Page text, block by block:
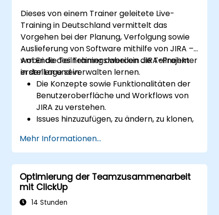
zu bewerten.
Dieses von einem Trainer geleitete Live-
Training in Deutschland vermittelt das
Vorgehen bei der Planung, Verfolgung sowie
Auslieferung von Software mithilfe von JIRA –
wobei die Teilnehmer dabei ein JIRA-Projekt
erstellen und verwalten lernen.
Am Ende des Trainings werden die Teilnehmer
in der Lage sein:
Die Konzepte sowie Funktionalitäten der
Benutzeroberfläche und Workflows von
JIRA zu verstehen.
Issues hinzuzufügen, zu ändern, zu klonen,
Priorität zu ordnen.
Issues durch alle Phasen des Workflows
voranzubringen.
Suchanfragen auszuführen.
Bildschirme sowie Filter zu verwalten und
anzupassen.
Mehr Informationen...
Optimierung der Teamzusammenarbeit
mit ClickUp
14 Stunden